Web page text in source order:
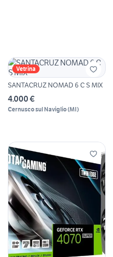
Vetrina
SANTACRUZ NOMAD 6 C S MIX
4.000 €
Cernusco sul Naviglio(MI)